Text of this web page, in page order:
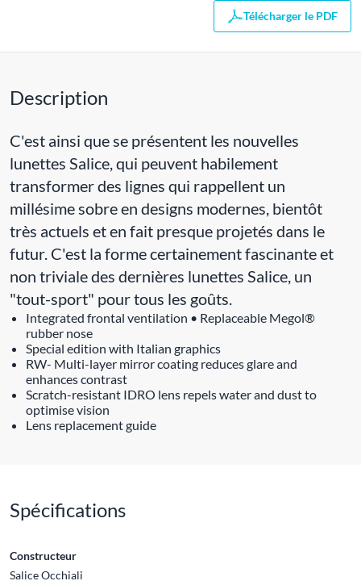
Télécharger le PDF
Description
C'est ainsi que se présentent les nouvelles
lunettes Salice, qui peuvent habilement
transformer des lignes qui rappellent un
millésime sobre en designs modernes, bientôt
très actuels et en fait presque projetés dans le
futur. C'est la forme certainement fascinante et
non triviale des dernières lunettes Salice, un
"tout-sport" pour tous les goûts.
Integrated frontal ventilation • Replaceable Megol®
rubber nose
Special edition with Italian graphics
RW- Multi-layer mirror coating reduces glare and
enhances contrast
Scratch-resistant IDRO lens repels water and dust to
optimise vision
Lens replacement guide
Spécifications
Constructeur
Salice Occhiali